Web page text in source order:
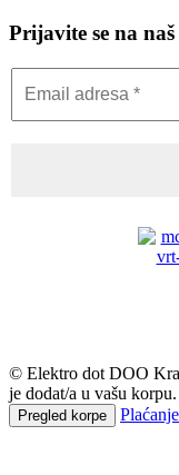
Prijavite se na
© Elektro dot DOO
je dodat/a u vašu korpu.
Pregled korpe Plaćanje